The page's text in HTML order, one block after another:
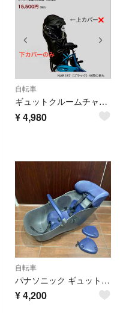
自転車
ギュットクルームチャイルドシートレインカバー 下カバーのみ ブラック
¥4,980
自転車
パナソニック ギュットクルームDX コンビ 自転車 フロント チャイルドシート
¥4,200